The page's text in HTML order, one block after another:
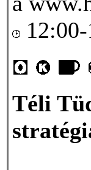
Téli